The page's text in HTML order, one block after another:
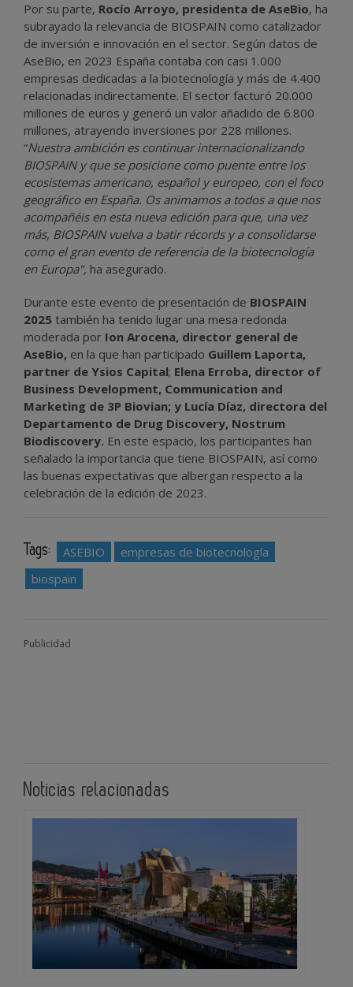
Por su parte, Rocío Arroyo, presidenta de AseBio, ha
subrayado la relevancia de BIOSPAIN como catalizador
de inversión e innovación en el sector. Según datos de
AseBio, en 2023 España contaba con casi 1.000
empresas dedicadas a la biotecnología y más de 4.400
relacionadas indirectamente. El sector facturó 20.000
millones de euros y generó un valor añadido de 6.800
millones, atrayendo inversiones por 228 millones.
“Nuestra ambición es continuar internacionalizando
BIOSPAIN y que se posicione como puente entre los
ecosistemas americano, español y europeo, con el foco
geográfico en España. Os animamos a todos a que nos
acompañéis en esta nueva edición para que, una vez
más, BIOSPAIN vuelva a batir récords y a consolidarse
como el gran evento de referencia de la biotecnología
en Europa", ha asegurado.
Durante este evento de presentación de BIOSPAIN
2025 también ha tenido lugar una mesa redonda
moderada por Ion Arocena, director general de
AseBio, en la que han participado Guillem Laporta,
partner de Ysios Capital; Elena Erroba, director of
Business Development, Communication and
Marketing de 3P Biovian; y Lucía Díaz, directora del
Departamento de Drug Discovery, Nostrum
Biodiscovery. En este espacio, los participantes han
señalado la importancia que tiene BIOSPAIN, así como
las buenas expectativas que albergan respecto a la
celebración de la edición de 2023.
Tags: ASEBIO
empresas de biotecnología
biospain
Publicidad
Noticias relacionadas